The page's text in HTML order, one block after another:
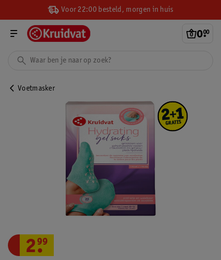
Voor 22:00 besteld, morgen in huis
0.
00
Voetmasker
2.
99